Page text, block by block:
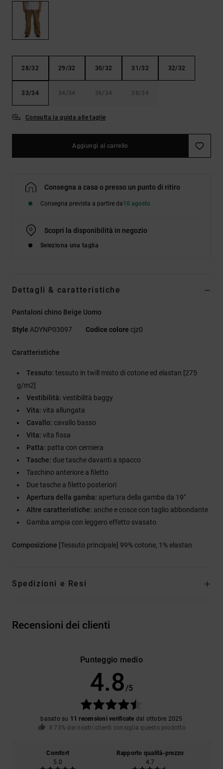
modulo di
contatto.
28/32 29/32 30/32 31/32 32/32
33/34 34/34 36/34 38/34
Consulta la guida alle taglie
Aggiungi al carrello
Consegna a casa o presso un punto di ritiro
Consegna prevista a partire da10 agosto
Scopri la disponibilità in negozio
Seleziona una taglia
Dettagli & caratteristiche
Pantaloni chino Beige Uomo
Style ADYNP03097 Codice colore cjz0
Caratteristiche
Tessuto: tessuto in twill misto di cotone ed elastan [275
g/m2]
Vestibilità: vestibilità baggy
Vita: vita allungata
Cavallo: cavallo basso
Vita: vita fissa
Patta: patta con cerniera
Tasche: due tasche davanti a spacco
Taschino anteriore a filetto
Due tasche a filetto posteriori
Apertura della gamba: apertura della gamba da 19"
Altre caratteristiche: anche e cosce con taglio abbondante
Gamba ampia con leggero effetto svasato
Composizione [Tessuto principale] 99% cotone, 1% elastan
Spedizioni e Resi
Recensioni dei clienti
Punteggio medio
4.8 /5
basato su 11 recensioni verificate dal ottobre 2025
Il 73% dei nostri clienti consiglia questo prodotto
Comfort
5.0
Rapporto qualità-prezzo
4.7